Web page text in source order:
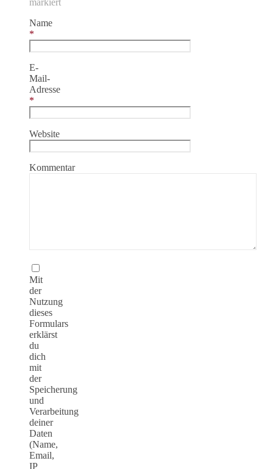
markiert
Name
*
E-
Mail-
Adresse
*
Website
Kommentar
Mit
der
Nutzung
dieses
Formulars
erklärst
du
dich
mit
der
Speicherung
und
Verarbeitung
deiner
Daten
(Name,
Email,
IP